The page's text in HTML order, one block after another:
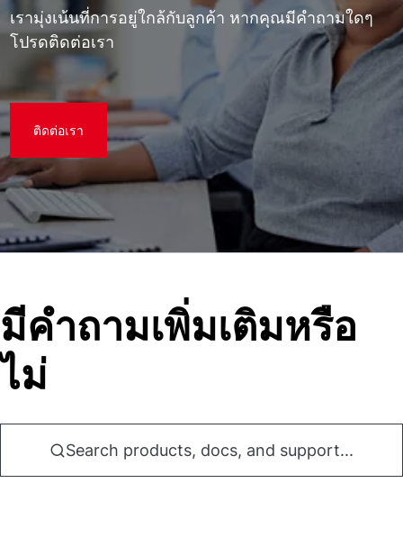
เรามุ่งเน้นที่การอยู่ใกล้กับลูกค้า หากคุณมีคําถามใดๆ
โปรดติดต่อเรา
ติดต่อเรา
มีคําถามเพิ่มเติมหรือ
ไม่
Search products, docs, and support...